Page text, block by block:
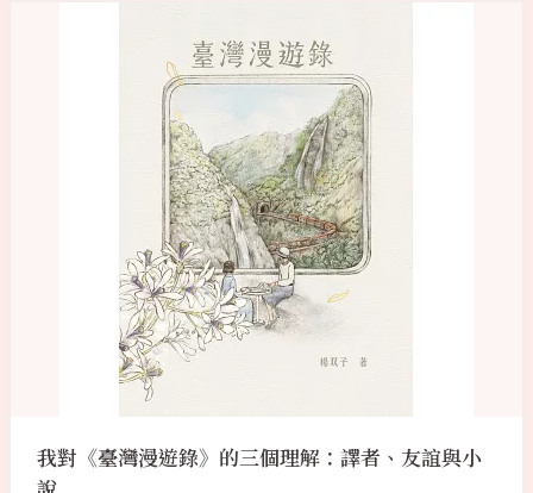
我對《臺灣漫遊錄》的三個理解：譯者、友誼與小